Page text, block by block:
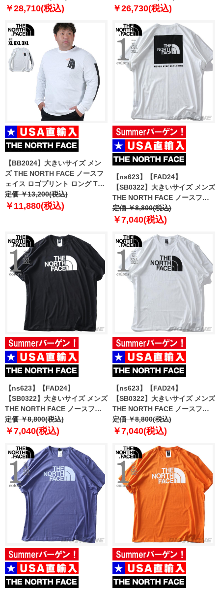
USA直輸入 nf0a7qey-ubr
￥28,710(税込)
JACKET USA直輸入 nf0a2vd3-
￥26,730(税込)
【BB2024】大きいサイズ メン
ズ THE NORTH FACE ノースフ
ェイス ロゴプリント ロング Tシ
ャツ Brand Proud Tee USA直輸
入 nf0a86ww-vod
定価 ￥13,200(税込)
￥11,880(税込)
【ns623】【FAD24】
【SB0322】大きいサイズ メンズ
THE NORTH FACE ノースフェ
イス プリント 半袖 Tシャツ BOX
NSE TEE USA直輸入 nf0a812h-
定価 ￥8,800(税込)
￥7,040(税込)
【ns623】【FAD24】
【SB0322】大きいサイズ メンズ
THE NORTH FACE ノースフェ
イス プリント 半袖 Tシャツ
HALF DOME TEE USA直輸入
定価 ￥8,800(税込)
￥7,040(税込)
【ns623】【FAD24】
【SB0322】大きいサイズ メンズ
THE NORTH FACE ノースフェ
イス プリント 半袖 Tシャツ
HALF DOME TEE USA直輸入
定価 ￥8,800(税込)
￥7,040(税込)